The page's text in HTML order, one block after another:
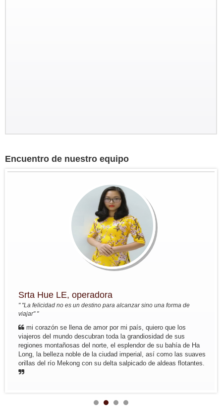
Encuentro de nuestro equipo
Srta Hue LE, operadora
" "La felicidad no es un destino para alcanzar sino una forma de
viajar" "
mi corazón se llena de amor por mi país, quiero que los
viajeros del mundo descubran toda la grandiosidad de sus
regiones montañosas del norte, el esplendor de su bahía de Ha
Long, la belleza noble de la ciudad imperial, así como las suaves
orillas del río Mekong con su delta salpicado de aldeas flotantes.
Sra Sibylle SMETS
Circuito a medida para descubrir el
sur de Vietnam y el Camboya del 4
Bruselas - Saigon - Tay Ninh -
Tuneles Cu Chi - MyTho -...
Grupo:Sra Christine PELLERIN y
sus amigos...
Viaje de Norte a Sur del 7 nov al 22
nov
Resumen : Hanoi - Bahia de Halong
- HoaLu- Pueblo de MaiHich - Tren
nocturno Hue - HoiAn - Saigon - Vinh
Long -...
Del 4oct - al 19 oct 2016: Viaje fuera
de lo commul en el norte de Vietnam
ThacBa - Thong Nguyen - Pueblo
Nam Dam - Meo...
Grupo: Familia MIKOLAJCZAK (07
personas de...
Trayecto en resumen: Saigon -
MyTho - VinhLong ( en casa de
Grupo: Familia de JADOUL (05